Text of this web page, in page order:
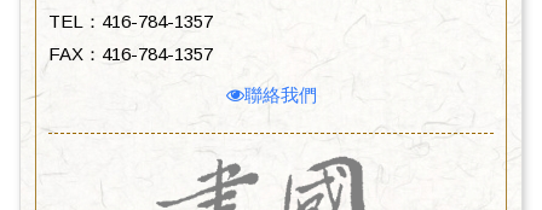
TEL：416-784-1357
FAX：416-784-1357
聯絡我們